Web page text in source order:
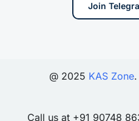
Join
@ 2025 KAS Zone.
Call us at +91 90748